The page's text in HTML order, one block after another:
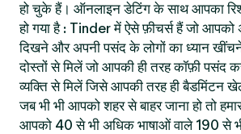
हो चुके हैं। ऑनलाइन डेटिंग के साथ आपका
हो गया है : Tinder में ऐसे फ़ीचर्स हैं जो
दिखने और अपनी पसंद के लोगों का ध्यान
दोस्तों से मिलें जो आपकी ही तरह कॉफ़ी पसंद
व्यक्ति से मिलें जिसे आपकी तरह ही बैडमिंटन
जब भी भी आपको शहर से बाहर जाना हो तो
आपको 40 से भी अधिक भाषाओं वाले 190 से